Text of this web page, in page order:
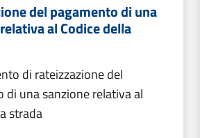
del pagamento di una
al Codice della
di rateizzazione del
di una sanzione relativa al
strada